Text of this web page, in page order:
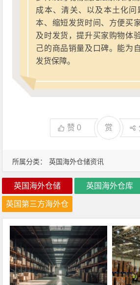
所属分类： 英国海外仓储资讯
成本、清关、以及本土化问
本、缩短发货时间、方便买
及时发货，提升买家购物体
己的商品销量及口碑。能为
发货保障。
赞0 赏
英国海外仓储 英国海外仓库
英国第三方海外仓